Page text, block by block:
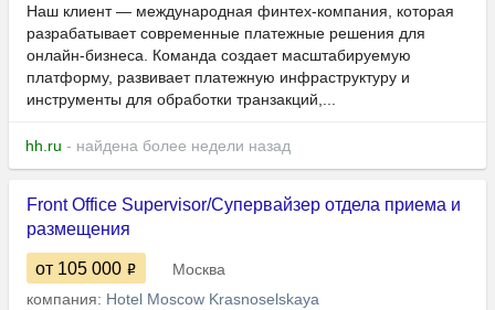
Наш клиент — международная финтех-компания, которая
разрабатывает современные платежные решения для
онлайн-бизнеса. Команда создает масштабируемую
платформу, развивает платежную инфраструктуру и
инструменты для обработки транзакций,...
hh.ru - найдена более недели назад
Front Office Supervisor/Супервайзер отдела приема и
размещения
от 105 000
Москва
компания: Hotel Moscow Krasnoselskaya